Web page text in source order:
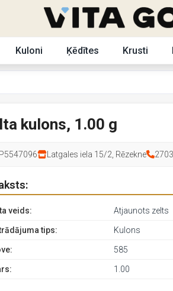
Kuloni Ķēdītes Krusti
kulons, 1.00 g
Latgales iela 15/2, Rēzekne
veids: Atjaunots zelts
tips: Kulons
585
1.00